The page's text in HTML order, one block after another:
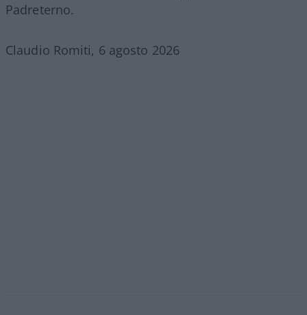
Padreterno.
Claudio Romiti, 6 agosto 2026